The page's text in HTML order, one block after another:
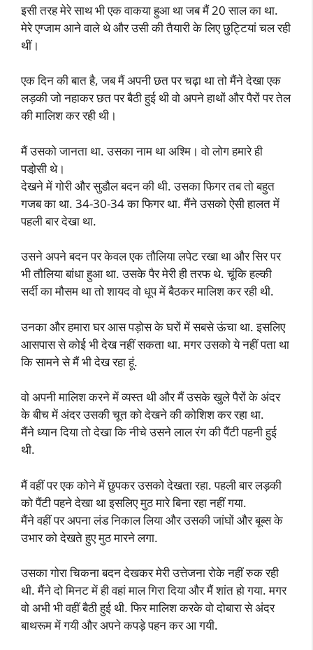
इसी तरह मेरे साथ भी एक वाकया हुआ था जब मैं 20 साल का था.
मेरे एग्जाम आने वाले थे और उसी की तैयारी के लिए छुट्टियां चल रही
थीं।
एक दिन की बात है, जब मैं अपनी छत पर चढ़ा था तो मैंने देखा एक
लड़की जो नहाकर छत पर बैठी हुई थी वो अपने हाथों और पैरों पर तेल
की मालिश कर रही थी।
मैं उसको जानता था. उसका नाम था अश्मि। वो लोग हमारे ही
पडो़सी थे।
देखने में गोरी और सुडौल बदन की थी. उसका फिगर तब तो बहुत
गजब का था. 34-30-34 का फिगर था. मैंने उसको ऐसी हालत में
पहली बार देखा था.
उसने अपने बदन पर केवल एक तौलिया लपेट रखा था और सिर पर
भी तौलिया बांधा हुआ था. उसके पैर मेरी ही तरफ थे. चूंकि हल्की
सर्दी का मौसम था तो शायद वो धूप में बैठकर मालिश कर रही थी.
उनका और हमारा घर आस पड़ोस के घरों में सबसे ऊंचा था. इसलिए
आसपास से कोई भी देख नहीं सकता था. मगर उसको ये नहीं पता था
कि सामने से मैं भी देख रहा हूं.
वो अपनी मालिश करने में व्यस्त थी और मैं उसके खुले पैरों के अंदर
के बीच में अंदर उसकी चूत को देखने की कोशिश कर रहा था.
मैंने ध्यान दिया तो देखा कि नीचे उसने लाल रंग की पैंटी पहनी हुई
थी.
मैं वहीं पर एक कोने में छुपकर उसको देखता रहा. पहली बार लड़की
को पैंटी पहने देखा था इसलिए मुठ मारे बिना रहा नहीं गया.
मैंने वहीं पर अपना लंड निकाल लिया और उसकी जांघों और बूब्स के
उभार को देखते हुए मुठ मारने लगा.
उसका गोरा चिकना बदन देखकर मेरी उत्तेजना रोके नहीं रुक रही
थी. मैंने दो मिनट में ही वहां माल गिरा दिया और मैं शांत हो गया. मगर
वो अभी भी वहीं बैठी हुई थी. फिर मालिश करके वो दोबारा से अंदर
बाथरूम में गयी और अपने कपड़े पहन कर आ गयी.